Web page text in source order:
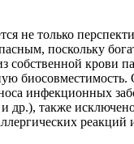
не только
поскольку
собственной крови
биосовместимость.
инфекционных
др.), также
реакций